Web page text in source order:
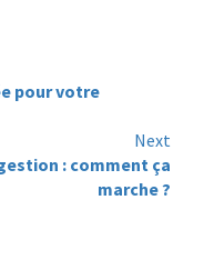
pour votre
Next
: comment ça
marche ?